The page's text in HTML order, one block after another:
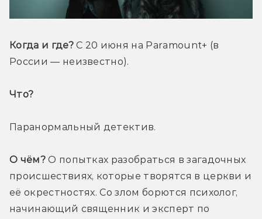
Когда и где? С 20 июня на Paramount+ (в
России — неизвестно).
Что?
Паранормальный детектив.
О чём? О попытках разобраться в загадочных
происшествиях, которые творятся в церкви и
её окрестностях. Со злом борются психолог,
начинающий священник и эксперт по